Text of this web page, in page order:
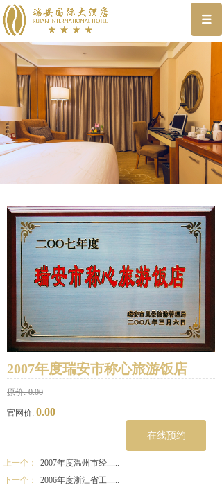
2007年度瑞安市称心旅游饭店
原价: 0.00
官网价: 0.00
上一个：
2007年度温州市经......
下一个：
2006年度浙江省工......
在线预约